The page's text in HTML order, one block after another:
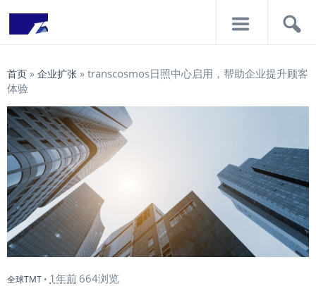
首页 » 企业扩张 » transcosmos日照中心启用，帮助企业提升顾客
体验
全球TMT • 1年前 664浏览